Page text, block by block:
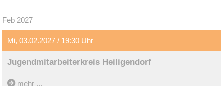
Feb 2027
Mi, 03.02.2027 / 19:30 Uhr
Jugendmitarbeiterkreis Heiligendorf
mehr ...